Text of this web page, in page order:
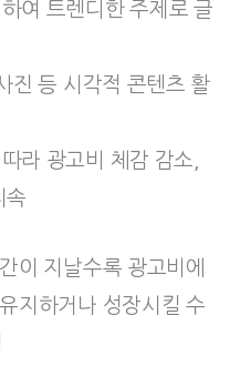
여 트렌디한 주제로 글
진 등 시각적 콘텐츠 활
라 광고비 체감 감소,
속
이 지날수록 광고비에
지하거나 성장시킬 수